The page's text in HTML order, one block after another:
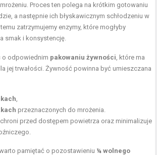
Proces ten polega na krótkim gotowaniu
a następnie ich błyskawicznym schłodzeniu w
zatrzymujemy enzymy, które mogłyby
smak i konsystencję.
o odpowiednim pakowaniu żywności , które ma
jej trwałości. Żywność powinna być umieszczana
przeznaczonych do mrożenia.
przed dostępem powietrza oraz minimalizuje
pamiętać o pozostawieniu ¼ wolnego